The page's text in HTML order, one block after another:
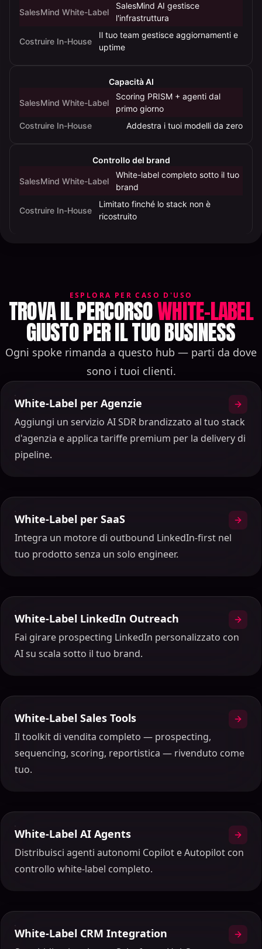
SalesMind White-Label
SalesMind AI gestisce
l'infrastruttura
Costruire In-House
Il tuo team gestisce aggiornamenti e
uptime
Capacità AI
SalesMind White-Label
Scoring PRISM + agenti dal
primo giorno
Costruire In-House
Addestra i tuoi modelli da zero
Controllo del brand
SalesMind White-Label
White-label completo sotto il tuo
brand
Costruire In-House
Limitato finché lo stack non è
ricostruito
ESPLORA PER CASO D'USO
TROVA IL PERCORSOWHITE-LABEL
GIUSTO PER IL TUO BUSINESS
Ogni spoke rimanda a questo hub — parti da dove
sono i tuoi clienti.
White-Label per Agenzie
Aggiungi un servizio AI SDR brandizzato al tuo stack
d'agenzia e applica tariffe premium per la delivery di
pipeline.
White-Label per SaaS
Integra un motore di outbound LinkedIn-first nel
tuo prodotto senza un solo engineer.
White-Label LinkedIn Outreach
Fai girare prospecting LinkedIn personalizzato con
AI su scala sotto il tuo brand.
White-Label Sales Tools
Il toolkit di vendita completo — prospecting,
sequencing, scoring, reportistica — rivenduto come
tuo.
White-Label AI Agents
Distribuisci agenti autonomi Copilot e Autopilot con
controllo white-label completo.
White-Label CRM Integration